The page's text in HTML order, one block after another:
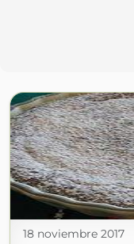
18 noviembre 2017